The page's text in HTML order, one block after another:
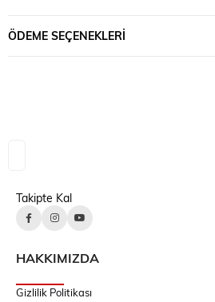
ÖDEME SEÇENEKLERI
Takipte Kal
HAKKIMIZDA
Gizlilik Politikası